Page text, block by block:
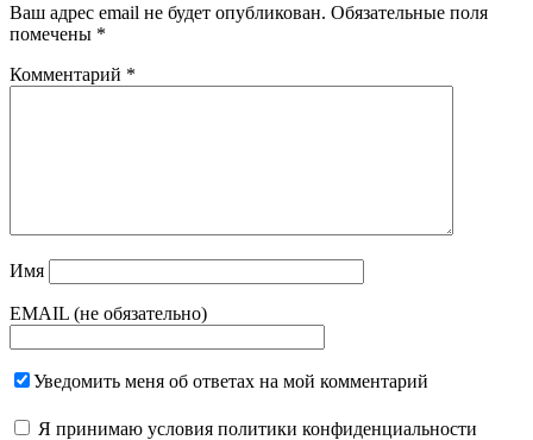
Ваш адрес email не будет опубликован. Обязательные поля
помечены *
Комментарий *
Имя
EMAIL (не обязательно)
Уведомить меня об ответах на мой комментарий
Я принимаю условия политики конфиденциальности